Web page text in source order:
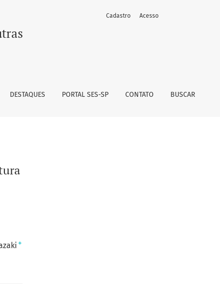
DESTAQUES PORTAL SES-SP CONTATO BUSCAR
Cadastro Acesso
+